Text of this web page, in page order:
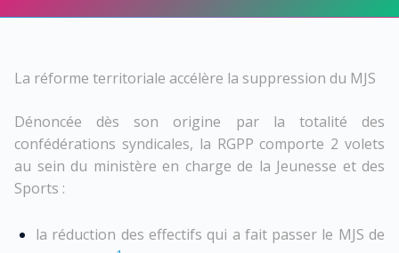
La réforme territoriale accélère la suppression du MJS
Dénoncée dès son origine par la totalité des
confédérations syndicales, la RGPP comporte 2 volets
au sein du ministère en charge de la Jeunesse et des
Sports :
la réduction des effectifs qui a fait passer le MJS de